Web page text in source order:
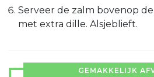
Serveer de zalm bovenop
met extra dille. Alsjeblieft.
GEMAKKELIJK